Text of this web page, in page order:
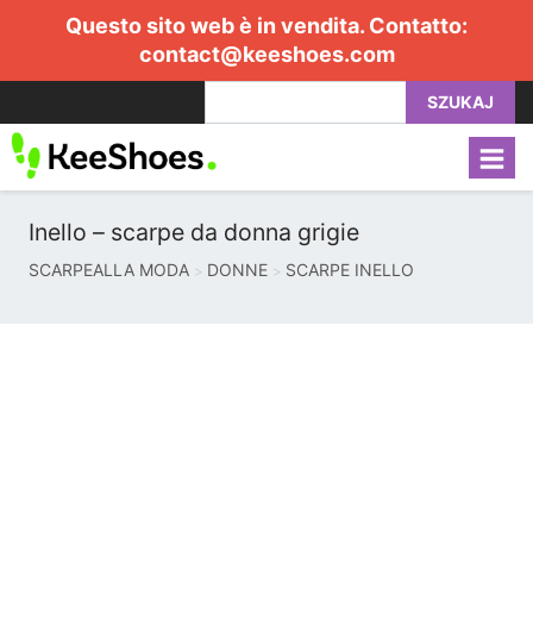
Questo sito web è in vendita. Contatto:
contact@keeshoes.com
SZUKAJ
Inello – scarpe da donna grigie
SCARPEALLA MODA DONNE SCARPE INELLO